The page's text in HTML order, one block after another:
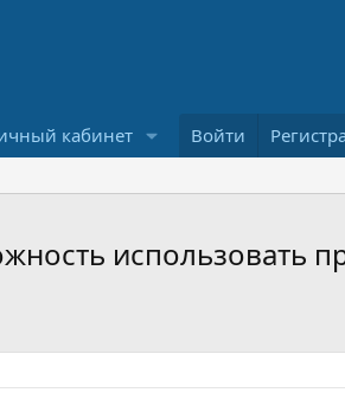
кабинет Войти
использовать